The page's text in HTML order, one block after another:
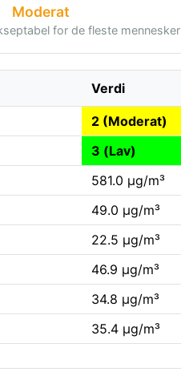
Moderat
for de fleste mennesker
Verdi
2 (Moderat)
3 (Lav)
581.0 µg/m³
49.0 µg/m³
22.5 µg/m³
46.9 µg/m³
34.8 µg/m³
35.4 µg/m³